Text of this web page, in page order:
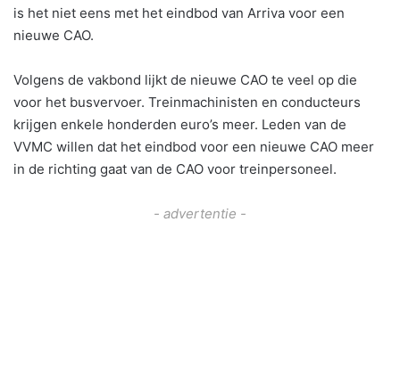
is het niet eens met het eindbod van Arriva voor een
nieuwe CAO.
Volgens de vakbond lijkt de nieuwe CAO te veel op die
voor het busvervoer. Treinmachinisten en conducteurs
krijgen enkele honderden euro’s meer. Leden van de
VVMC willen dat het eindbod voor een nieuwe CAO meer
in de richting gaat van de CAO voor treinpersoneel.
- advertentie -